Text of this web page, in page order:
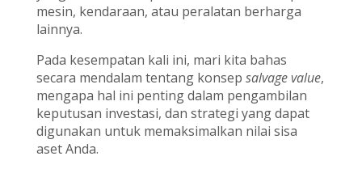
mesin, kendaraan, atau peralatan berharga
lainnya.
Pada kesempatan kali ini, mari kita bahas
secara mendalam tentang konsep salvage value,
mengapa hal ini penting dalam pengambilan
keputusan investasi, dan strategi yang dapat
digunakan untuk memaksimalkan nilai sisa
aset Anda.